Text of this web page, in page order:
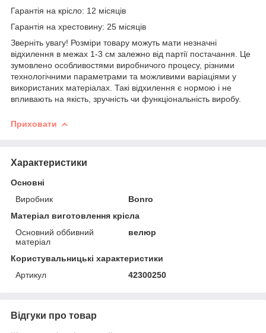
Гарантія на крісло: 12 місяців
Гарантія на хрестовину: 25 місяців
Зверніть увагу! Розміри товару можуть мати незначні
відхилення в межах 1-3 см залежно від партії постачання. Це
зумовлено особливостями виробничого процесу, різними
технологічними параметрами та можливими варіаціями у
використаних матеріалах. Такі відхилення є нормою і не
впливають на якість, зручність чи функціональність виробу.
Приховати
Характеристики
Основні
Виробник
Bonro
Матеріал виготовлення крісла
Основний оббивний
матеріал
велюр
Користувальницькі характеристики
Артикул
42300250
Відгуки про товар